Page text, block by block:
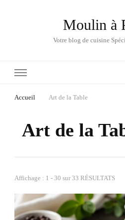
Moulin à
Votre blog de cuisine
Accueil Art de la Table
Art de la
Affichage : 1 - 30 sur 33 RÉSULTATS